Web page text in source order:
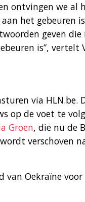
ontvingen we al
het gebeuren
geven die
is”, vertelt
via HLN.be.
op de voet te
Groen, die nu de
verschoven
van Oekraïne